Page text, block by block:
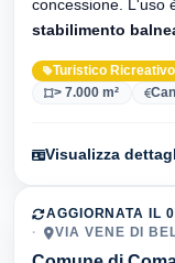
concessione.
stabilimento
Turistico Ricreativo
> 7.000 m²
Visualizza
AGGIORNATA IL
VIA VENE DI